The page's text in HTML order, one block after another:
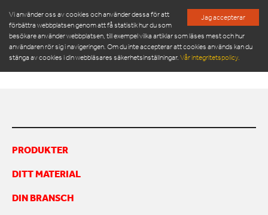
Jag accepterar
Vi använder oss av cookies och använder dessa för att
förbättra webbplatsen genom att få statistik hur du som
besökare använder webbplatsen, till exempel vilka artiklar som läses mest och hur
användaren rör sig i navigeringen. Om du inte accepterar att cookies används kan du
stänga av cookies i din webbläsares säkerhetsinställningar.Vår integritetspolicy.
SERVICE & RESERVDELAR
NYHETSRUM
OM OSS
MÖT VÅR LEDNINGSGRUPP
KÄRLTVÄTT
PRODUKTER
DITT MATERIAL
DIN BRANSCH